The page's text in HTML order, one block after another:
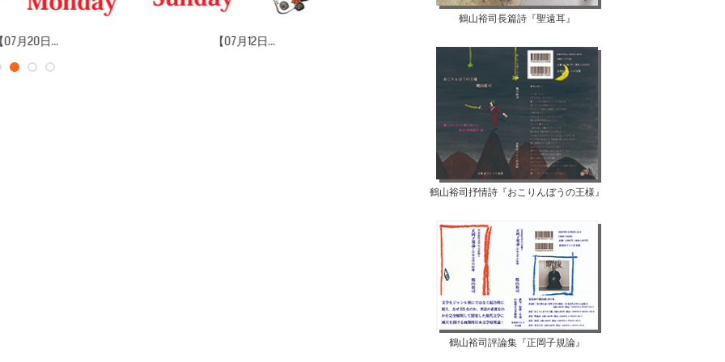
月20日... 【07月12日...
鶴山裕司長篇詩『聖遠耳』
鶴山裕司抒情詩『おこりんぼうの王様』
鶴山裕司評論集『正岡子規論』